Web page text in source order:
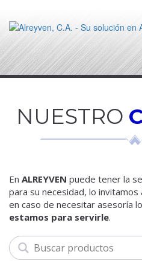
NUESTRO
En ALREYVEN puede tener la
para su necesidad, lo
en caso de necesitar asesoría
estamos para servirle.